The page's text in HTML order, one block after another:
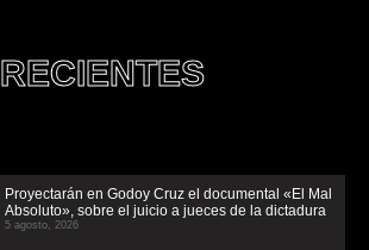
RECIENTES
Proyectarán en Godoy Cruz el documental «El Mal
Absoluto», sobre el juicio a jueces de la dictadura
5 agosto, 2026